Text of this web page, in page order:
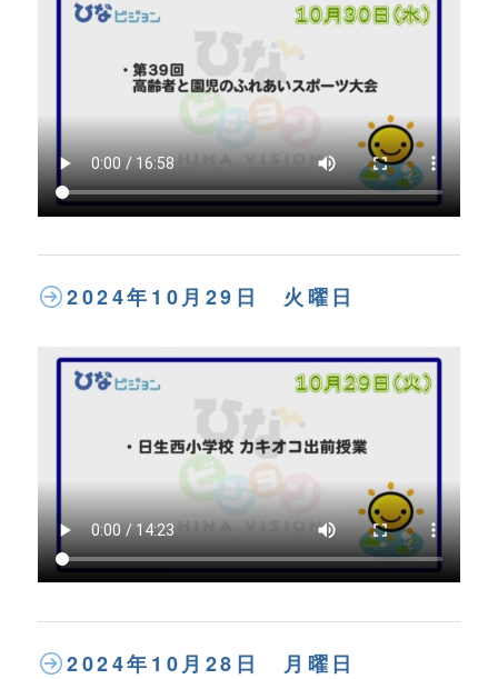
2024年10月29日 火曜日
2024年10月28日 月曜日